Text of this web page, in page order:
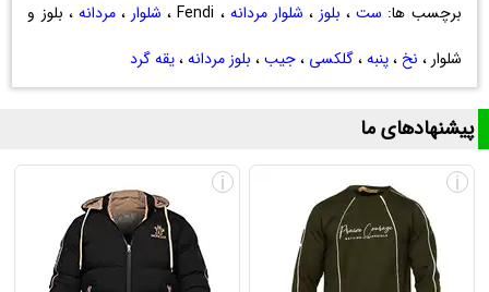
برچسب ها: ست، بلوز ، شلوار مردانه ، Fendi ، شلوار ،مردانه ، بلوز و
شلوار ، نخ ،پنبه،گلکسی ،جیب، بلوز مردانه،یقه گرد
پیشنهادهای ما
i
i